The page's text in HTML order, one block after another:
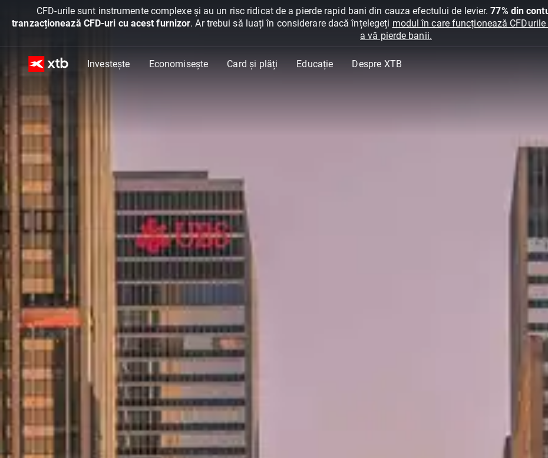
CFD-urile sunt instrumente complexe și au un risc ridicat de a pierde rapid bani din cauza efectului de levier.77% din
tranzacționează CFD-uri cu acest furnizor. Ar trebui să luați în considerare dacă înțelegeți modul în care funcționează
a vă pierde banii.
Investește Economisește Card și plăți Educație Despre XTB